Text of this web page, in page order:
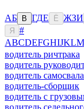
АБ В ГДЕ Ё ЖЗИ
Я
#
ABCDEFGHIJKLM
водитель ричтрака
водитель
водитель самосвала
водитель-сборщик
водитель с
водитель